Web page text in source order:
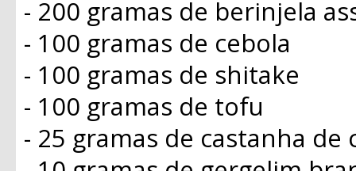
- 200 gramas de berinjela
- 100 gramas de cebola
- 100 gramas de shitake
- 100 gramas de tofu
- 25 gramas de castanha de